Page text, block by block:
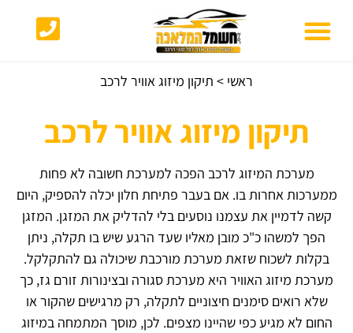
ראשי > תיקון מיזוג אוויר לרכב
תיקון מיזוג אוויר לרכב
מערכת המיזוג לרכב הפכה למערכת חשובה לא פחות
ממערכות אחרות בו. אם בעבר פתיחת חלון יכלה להספיק, היום
קשה לדמיין את עצמנו נוסעים בלי להדליק את המזגן. המזגן
הפך למשהו כ"כ מובן מאליו שעד הרגע שיש בו תקלה, ניתן
בקלות לשכוח שזאת מערכת מורכבת שיכולה גם להתקלקל.
מערכת מיזוג האוויר היא מערכת סגורה ובצינורות זורם גז, כך
שלא רואים סימנים חיצוניים לתקלה, רק מרגישים שהקור או
החום לא מגיע כפי שהיינו מצפים. לכן, מוסך המתמחה במיזוג